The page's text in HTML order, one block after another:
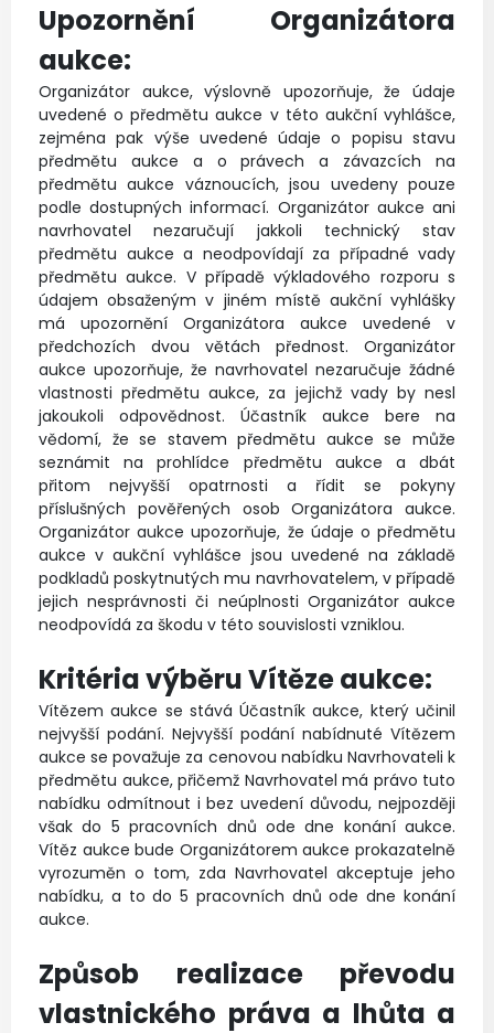
Upozornění Organizátora
aukce:
Organizátor aukce, výslovně upozorňuje, že údaje
uvedené o předmětu aukce v této aukční vyhlášce,
zejména pak výše uvedené údaje o popisu stavu
předmětu aukce a o právech a závazcích na
předmětu aukce váznoucích, jsou uvedeny pouze
podle dostupných informací. Organizátor aukce ani
navrhovatel nezaručují jakkoli technický stav
předmětu aukce a neodpovídají za případné vady
předmětu aukce. V případě výkladového rozporu s
údajem obsaženým v jiném místě aukční vyhlášky
má upozornění Organizátora aukce uvedené v
předchozích dvou větách přednost. Organizátor
aukce upozorňuje, že navrhovatel nezaručuje žádné
vlastnosti předmětu aukce, za jejichž vady by nesl
jakoukoli odpovědnost. Účastník aukce bere na
vědomí, že se stavem předmětu aukce se může
seznámit na prohlídce předmětu aukce a dbát
přitom nejvyšší opatrnosti a řídit se pokyny
příslušných pověřených osob Organizátora aukce.
Organizátor aukce upozorňuje, že údaje o předmětu
aukce v aukční vyhlášce jsou uvedené na základě
podkladů poskytnutých mu navrhovatelem, v případě
jejich nesprávnosti či neúplnosti Organizátor aukce
neodpovídá za škodu v této souvislosti vzniklou.
Kritéria výběru Vítěze aukce:
Vítězem aukce se stává Účastník aukce, který učinil
nejvyšší podání. Nejvyšší podání nabídnuté Vítězem
aukce se považuje za cenovou nabídku Navrhovateli k
předmětu aukce, přičemž Navrhovatel má právo tuto
nabídku odmítnout i bez uvedení důvodu, nejpozději
však do 5 pracovních dnů ode dne konání aukce.
Vítěz aukce bude Organizátorem aukce prokazatelně
vyrozuměn o tom, zda Navrhovatel akceptuje jeho
nabídku, a to do 5 pracovních dnů ode dne konání
aukce.
Způsob realizace převodu
vlastnického práva a lhůta a